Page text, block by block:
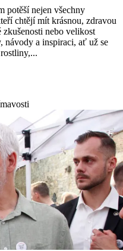
potěší nejen všechny
chtějí mít krásnou, zdravou
zkušenosti nebo velikost
návody a inspiraci, ať už se